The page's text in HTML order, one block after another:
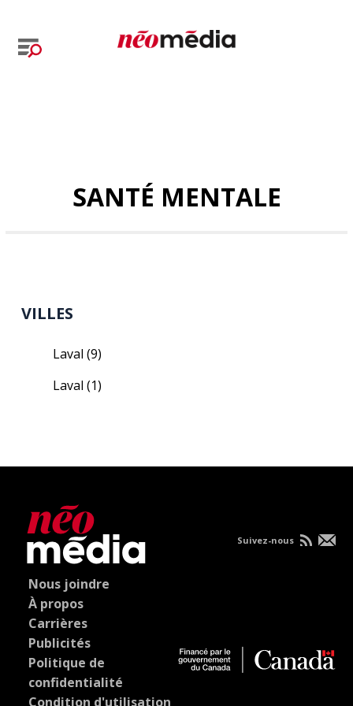
SANTÉ MENTALE
VILLES
Laval(9)
Laval(1)
Nous joindre
À propos
Carrières
Publicités
Politique de
confidentialité
Condition d'utilisation
Suivez-nous